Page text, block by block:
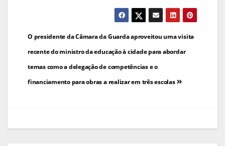
Navegação
de
artigos
O presidente da Câmara da Guarda aproveitou uma visita
recente do ministro da educação à cidade para abordar
temas como a delegação de competências e o
financiamento para obras a realizar em três escolas